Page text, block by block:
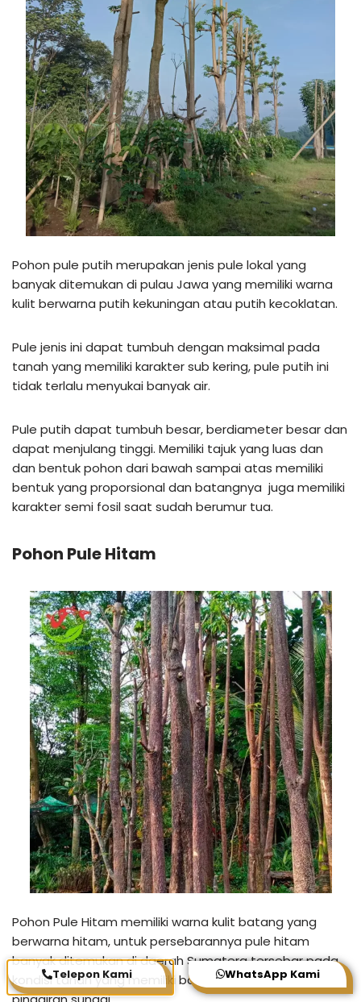
Pohon pule putih merupakan jenis pule lokal yang
banyak ditemukan di pulau Jawa yang memiliki warna
kulit berwarna putih kekuningan atau putih kecoklatan.
Pule jenis ini dapat tumbuh dengan maksimal pada
tanah yang memiliki karakter sub kering, pule putih ini
tidak terlalu menyukai banyak air.
Pule putih dapat tumbuh besar, berdiameter besar dan
dapat menjulang tinggi. Memiliki tajuk yang luas dan
dan bentuk pohon dari bawah sampai atas memiliki
bentuk yang proporsional dan batangnya juga memiliki
karakter semi fosil saat sudah berumur tua.
Pohon Pule Hitam
Pohon Pule Hitam memiliki warna kulit batang yang
berwarna hitam, untuk persebarannya pule hitam
banyak ditemukan di daerah Sumatera tersebar pada
kondisi tanah yang memiliki banyak air seperti pada
Telepon Kami WhatsApp Kami